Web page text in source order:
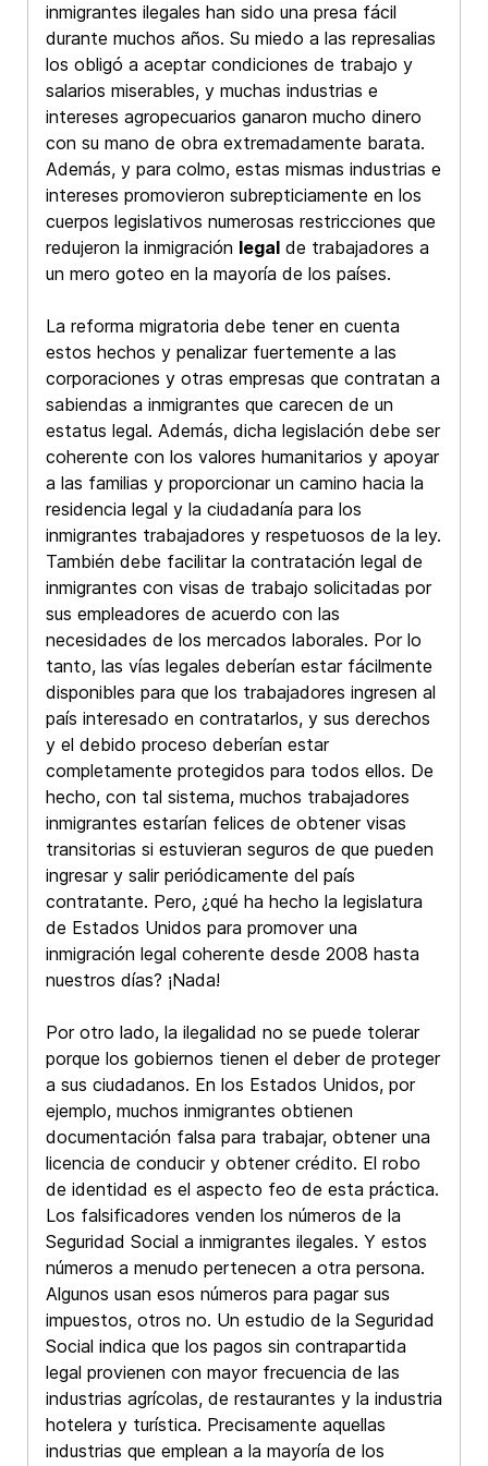
inmigrantes ilegales han sido una presa fácil
durante muchos años. Su miedo a las represalias
los obligó a aceptar condiciones de trabajo y
salarios miserables, y muchas industrias e
intereses agropecuarios ganaron mucho dinero
con su mano de obra extremadamente barata.
Además, y para colmo, estas mismas industrias e
intereses promovieron subrepticiamente en los
cuerpos legislativos numerosas restricciones que
redujeron la inmigración legal de trabajadores a
un mero goteo en la mayoría de los países.
La reforma migratoria debe tener en cuenta
estos hechos y penalizar fuertemente a las
corporaciones y otras empresas que contratan a
sabiendas a inmigrantes que carecen de un
estatus legal. Además, dicha legislación debe ser
coherente con los valores humanitarios y apoyar
a las familias y proporcionar un camino hacia la
residencia legal y la ciudadanía para los
inmigrantes trabajadores y respetuosos de la ley.
También debe facilitar la contratación legal de
inmigrantes con visas de trabajo solicitadas por
sus empleadores de acuerdo con las
necesidades de los mercados laborales. Por lo
tanto, las vías legales deberían estar fácilmente
disponibles para que los trabajadores ingresen al
país interesado en contratarlos, y sus derechos
y el debido proceso deberían estar
completamente protegidos para todos ellos. De
hecho, con tal sistema, muchos trabajadores
inmigrantes estarían felices de obtener visas
transitorias si estuvieran seguros de que pueden
ingresar y salir periódicamente del país
contratante. Pero, ¿qué ha hecho la legislatura
de Estados Unidos para promover una
inmigración legal coherente desde 2008 hasta
nuestros días? ¡Nada!
Por otro lado, la ilegalidad no se puede tolerar
porque los gobiernos tienen el deber de proteger
a sus ciudadanos. En los Estados Unidos, por
ejemplo, muchos inmigrantes obtienen
documentación falsa para trabajar, obtener una
licencia de conducir y obtener crédito. El robo
de identidad es el aspecto feo de esta práctica.
Los falsificadores venden los números de la
Seguridad Social a inmigrantes ilegales. Y estos
números a menudo pertenecen a otra persona.
Algunos usan esos números para pagar sus
impuestos, otros no. Un estudio de la Seguridad
Social indica que los pagos sin contrapartida
legal provienen con mayor frecuencia de las
industrias agrícolas, de restaurantes y la industria
hotelera y turística. Precisamente aquellas
industrias que emplean a la mayoría de los